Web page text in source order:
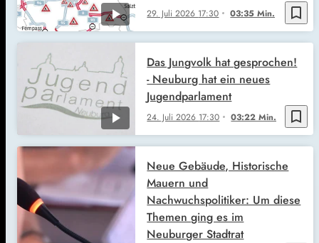
bookmark_border
29. Juli 2026 17:30 03:35 Min.
bookmark_border
24. Juli 2026 17:30 03:22 Min.
Das Jungvolk hat gesprochen!
- Neuburg hat ein neues
Jugendparlament
Neue Gebäude, Historische
Mauern und
Nachwuchspolitiker: Um diese
Themen ging es im
Neuburger Stadtrat